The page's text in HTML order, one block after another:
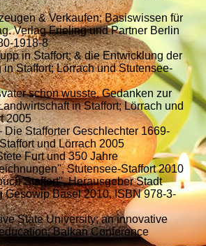
& Verkaufen; Basiswissen für
Verlag Frieling und Partner Berlin
1918-8
in Staffort; & die Entwicklung der
Staffort; Lörrach und Stutensee-
schon wusste, Gedanken zur
in Staffort; Lörrach und
2005
Die Stafforter Geschlechter 1669-
und Lörrach 2005
Furt und 350 Jahre
Stutensee-Staffort 2010
Staffort'', Herausgeber Stadt
Gesowip Basel 2010, ISBN 978-3-
State University; an innovative
Balkan Conference